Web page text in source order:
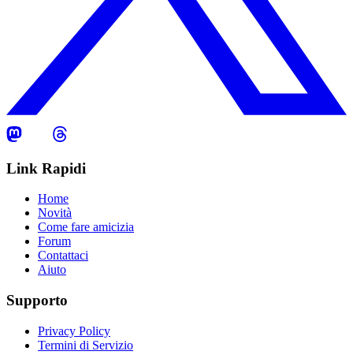
Link Rapidi
Home
Novità
Come fare amicizia
Forum
Contattaci
Aiuto
Supporto
Privacy Policy
Termini di Servizio